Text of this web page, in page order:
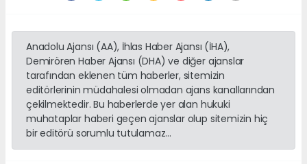
Anadolu Ajansı (AA), İhlas Haber Ajansı (İHA),
Demirören Haber Ajansı (DHA) ve diğer ajanslar
tarafından eklenen tüm haberler, sitemizin
editörlerinin müdahalesi olmadan ajans kanallarından
çekilmektedir. Bu haberlerde yer alan hukuki
muhataplar haberi geçen ajanslar olup sitemizin hiç
bir editörü sorumlu tutulamaz...